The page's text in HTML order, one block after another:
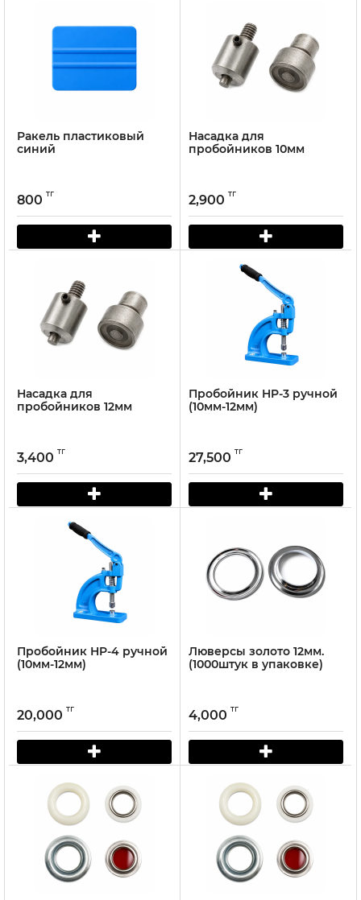
Ракель пластиковый
синий
800 тг
Насадка для
пробойников 10мм
2,900 тг
Насадка для
пробойников 12мм
3,400 тг
Пробойник HP-3 ручной
(10мм-12мм)
27,500 тг
Пробойник HP-4 ручной
(10мм-12мм)
20,000 тг
Люверсы золото 12мм.
(1000штук в упаковке)
4,000 тг